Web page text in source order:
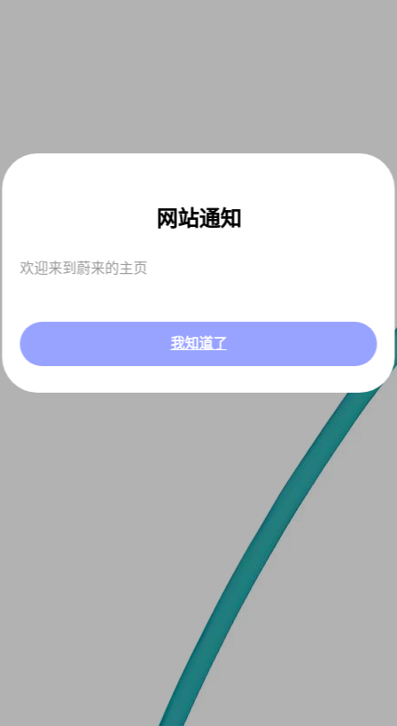
网站通知
欢迎来到蔚来的主页
我知道了